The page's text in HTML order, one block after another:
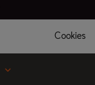
Cookies